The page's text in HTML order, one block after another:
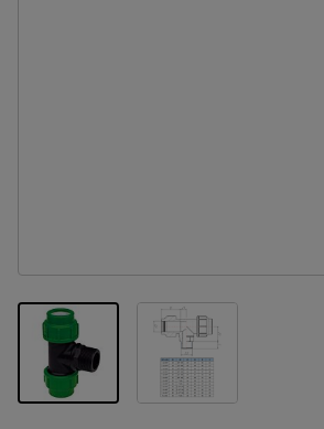
View larger imageView larger image